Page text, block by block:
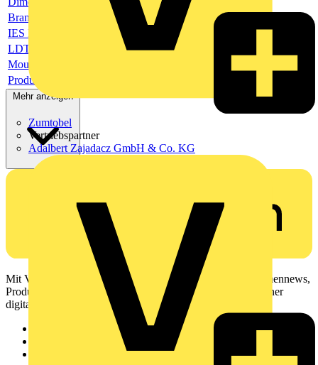
Zumtobel
Vertriebspartner
Adalbert Zajadacz GmbH & Co. KG
Brand logo
IES File url
LDT file url
Mounting instruction url
Product data sheet pdf format
Mehr anzeigen
Mit Voltimum erhalten Elektrofachkräfte Zugang zu Branchennews,
Produktinformationen, Schulungen und Tools – alles auf einer
digitalen Plattform und Community.